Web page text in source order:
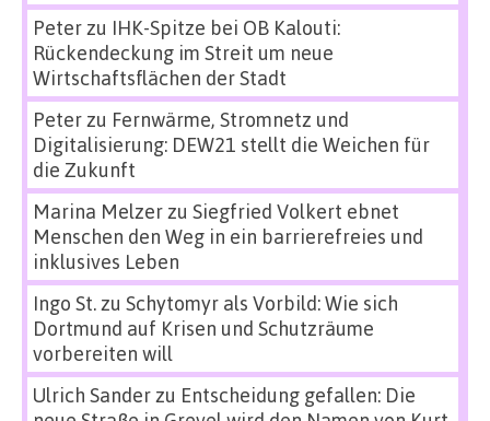
Peterzu IHK-Spitze bei OB Kalouti:
Rückendeckung im Streit um neue
Wirtschaftsflächen der Stadt
Peterzu Fernwärme, Stromnetz und
Digitalisierung: DEW21 stellt die Weichen für
die Zukunft
Marina Melzerzu Siegfried Volkert ebnet
Menschen den Weg in ein barrierefreies und
inklusives Leben
Ingo St.zu Schytomyr als Vorbild: Wie sich
Dortmund auf Krisen und Schutzräume
vorbereiten will
Ulrich Sanderzu Entscheidung gefallen: Die